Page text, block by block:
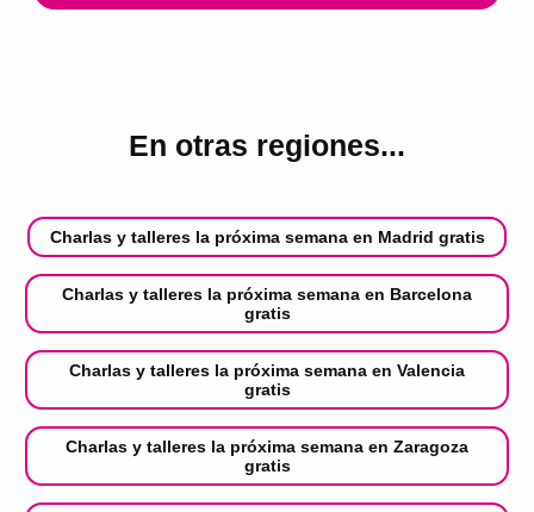
En otras regiones...
Charlas y talleres la próxima semana en Madrid gratis
Charlas y talleres la próxima semana en Barcelona
gratis
Charlas y talleres la próxima semana en Valencia
gratis
Charlas y talleres la próxima semana en Zaragoza
gratis